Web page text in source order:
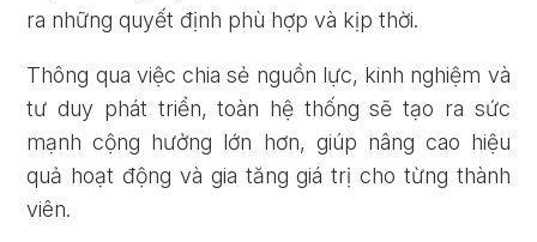
ra những quyết định phù hợp và kịp thời.
Thông qua việc chia sẻ nguồn lực, kinh nghiệm và
tư duy phát triển, toàn hệ thống sẽ tạo ra sức
mạnh cộng hưởng lớn hơn, giúp nâng cao hiệu
quả hoạt động và gia tăng giá trị cho từng thành
viên.
Quên mật khẩu?
ĐĂNG KÝ ĐĂNG NHẬP